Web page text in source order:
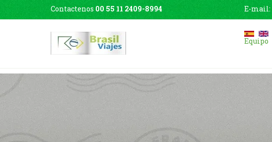
Contactenos 00 55 11 2409-8994 E-mail:
Equipo